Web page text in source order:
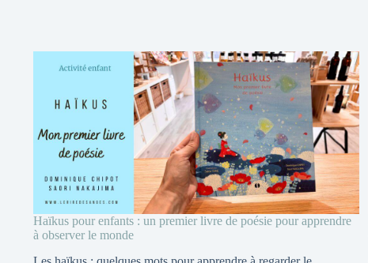
Haïkus pour enfants : un premier livre de poésie pour apprendre
à observer le monde